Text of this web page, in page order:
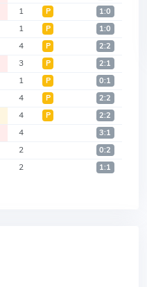
1 Р 1:0
1 Р 1:0
4 Р 2:2
3 Р 2:1
1 Р 0:1
4 Р 2:2
4 Р 2:2
4 3:1
2 0:2
2 1:1